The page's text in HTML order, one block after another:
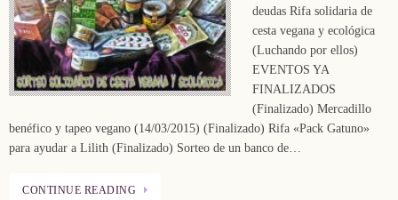
deudas Rifa solidaria de
cesta vegana y ecológica
(Luchando por ellos)
EVENTOS YA
FINALIZADOS
(Finalizado) Mercadillo
benéfico y tapeo vegano (14/03/2015) (Finalizado) Rifa «Pack Gatuno»
para ayudar a Lilith (Finalizado) Sorteo de un banco de…
CONTINUE READING